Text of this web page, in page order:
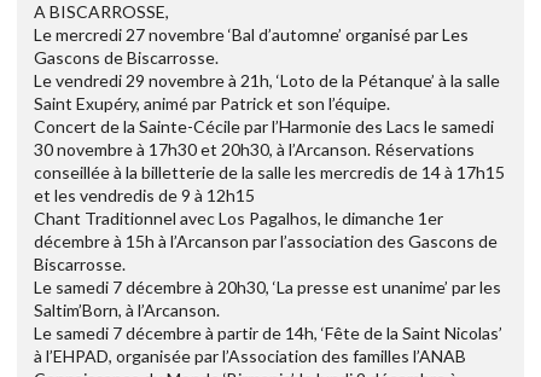
A BISCARROSSE,
Le mercredi 27 novembre ‘Bal d’automne’ organisé par Les
Gascons de Biscarrosse.
Le vendredi 29 novembre à 21h, ‘Loto de la Pétanque’ à la salle
Saint Exupéry, animé par Patrick et son l’équipe.
Concert de la Sainte-Cécile par l’Harmonie des Lacs le samedi
30 novembre à 17h30 et 20h30, à l’Arcanson. Réservations
conseillée à la billetterie de la salle les mercredis de 14 à 17h15
et les vendredis de 9 à 12h15
Chant Traditionnel avec Los Pagalhos, le dimanche 1er
décembre à 15h à l’Arcanson par l’association des Gascons de
Biscarrosse.
Le samedi 7 décembre à 20h30, ‘La presse est unanime’ par les
Saltim’Born, à l’Arcanson.
Le samedi 7 décembre à partir de 14h, ‘Fête de la Saint Nicolas’
à l’EHPAD, organisée par l’Association des familles l’ANAB